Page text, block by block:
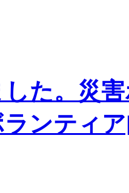
した。災
ンティ